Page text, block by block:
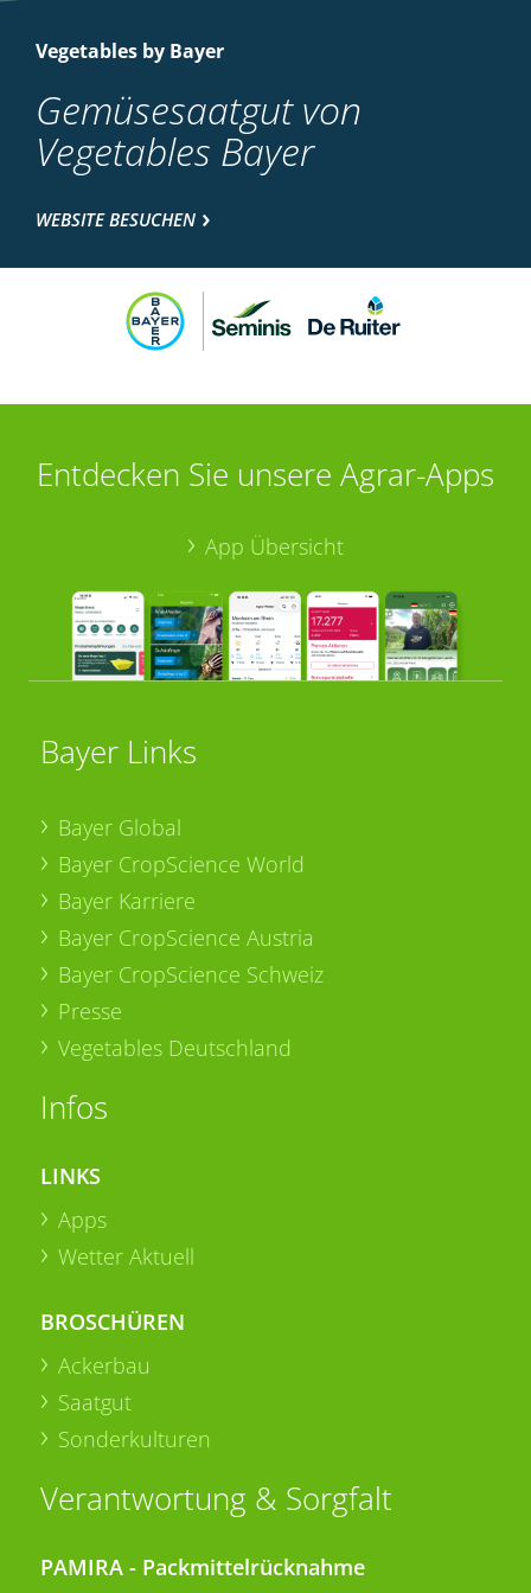
Vegetables by Bayer
Gemüsesaatgut von
Vegetables Bayer
WEBSITE BESUCHEN
Entdecken Sie unsere Agrar-Apps
App Übersicht
Bayer Links
Bayer Global
Bayer CropScience World
Bayer Karriere
Bayer CropScience Austria
Bayer CropScience Schweiz
Presse
Vegetables Deutschland
Infos
LINKS
Apps
Wetter Aktuell
BROSCHÜREN
Ackerbau
Saatgut
Sonderkulturen
Verantwortung & Sorgfalt
PAMIRA - Packmittelrücknahme